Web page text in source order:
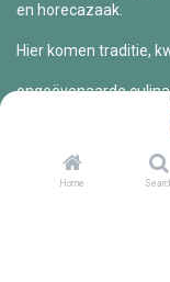
Home
en horecazaak.
Hier komen traditie,
ongeëvenaarde
jouw zaak.